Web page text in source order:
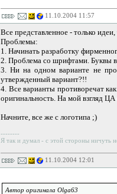
11.10.2004 11:57
Все представленное - только
Проблемы:
1. Начинать разработку
2. Проблема со шрифтами. Буквы
3. Ни на одном варианте не
утвержденный вариант?!!
4. Все варианты противоречат
оригинальность. На мой взгляд
Начните, все же с логотипа ;)
--------
Я так и думал - с этой стороны ничуть
11.10.2004 12:01
Автор оригинала Olga63